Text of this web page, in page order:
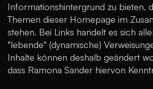
Informationshintergrund zu bieten,
Themen dieser Homepage im
stehen. Bei Links handelt es sich
"lebende" (dynamische)
Inhalte können deshalb geändert
dass Ramona Sander hiervon